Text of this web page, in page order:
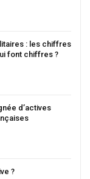
: les chiffres
font chiffres ?
d’actives
?